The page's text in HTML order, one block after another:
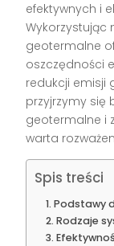
efektywnych i
Wykorzystując
geotermalne
oszczędności
redukcji emisji
przyjrzymy się
geotermalne i
warta
Spis treści
Podstawy
Rodzaje